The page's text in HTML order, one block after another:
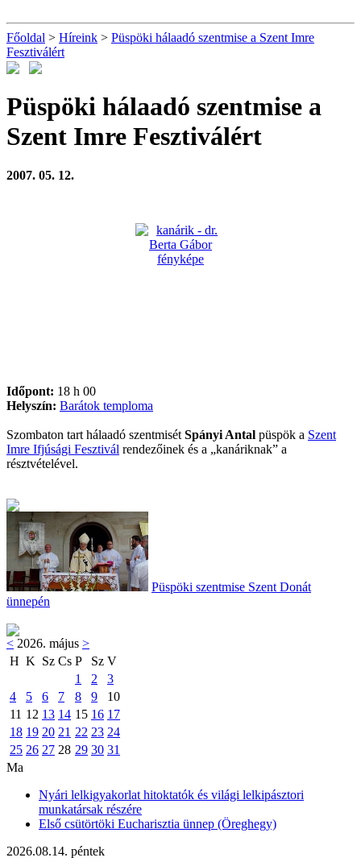
Főoldal > Híreink > Püspöki hálaadó szentmise a Szent Imre
Fesztiválért
Püspöki hálaadó szentmise a
Szent Imre Fesztiválért
2007. 05. 12.
Időpont: 18 h 00
Helyszín: Barátok temploma
Szombaton tart hálaadó szentmisét Spányi Antal püspök a Szent
Imre Ifjúsági Fesztivál rendezőinek és a „kanáriknak” a
résztvételével.
Püspöki szentmise Szent Donát
ünnepén
< 2026. május >
H K Sz Cs P Sz V
1
2
3
4
5 6 7 8 9
10
11 12 13 14 15 16 17
18 19 20 21 22 23 24
25 26 27 28 29 30 31
Ma
Nyári lelkigyakorlat hitoktatók és világi lelkipásztori
munkatársak részére
Első csütörtöki Eucharisztia ünnep (Öreghegy)
2026.08.14. péntek